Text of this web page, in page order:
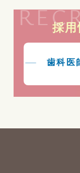
採用
歯科医